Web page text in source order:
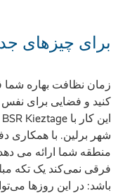
برای چیزهای
زمان نظافت بهاره شما
کنید و فضایی برای نفس
منطقه شما ارائه می
فرقی نمی‌کند یک تکه
باشد: در این روزها